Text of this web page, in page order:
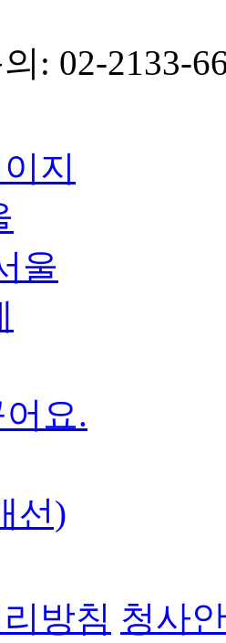
: 02-2133-
지
울
요.
선)
방침 청사